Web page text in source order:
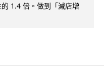
1.4 倍。做到「減店增